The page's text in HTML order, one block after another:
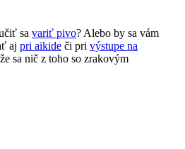
sa variť pivo? Alebo by sa vám
aj pri aikide či pri výstupe na
sa nič z toho so zrakovým